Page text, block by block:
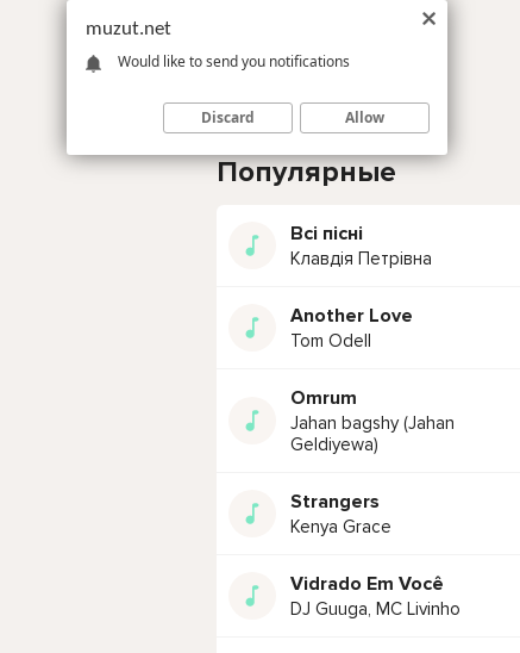
Популярные
Всі пісні
Клавдія Петрівна
Another Love
Tom Odell
Omrum
Jahan bagshy (Jahan
Geldiyewa)
Strangers
Kenya Grace
Vidrado Em Você
DJ Guuga, MC Livinho
muzut.net
Would like to send you notifications
Discard Allow